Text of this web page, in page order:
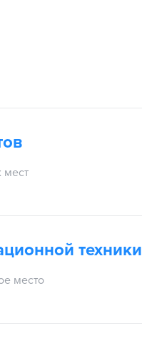
мест
техники
место